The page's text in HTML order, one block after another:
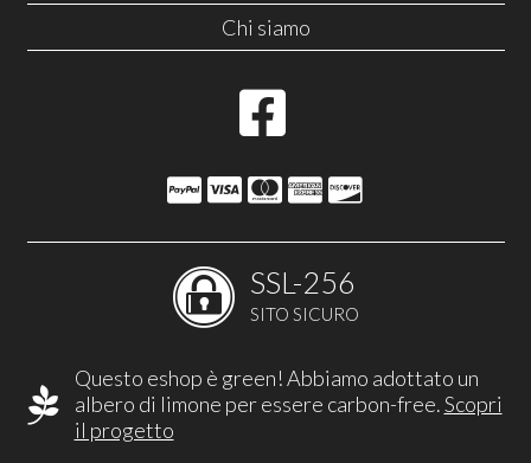
Chi siamo
SSL-256
SITO SICURO
Questo eshop è green! Abbiamo adottato un
albero di limone per essere carbon-free.Scopri
il progetto